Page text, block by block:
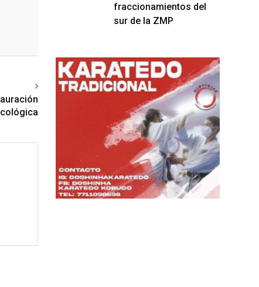
fraccionamientos del
sur de la ZMP